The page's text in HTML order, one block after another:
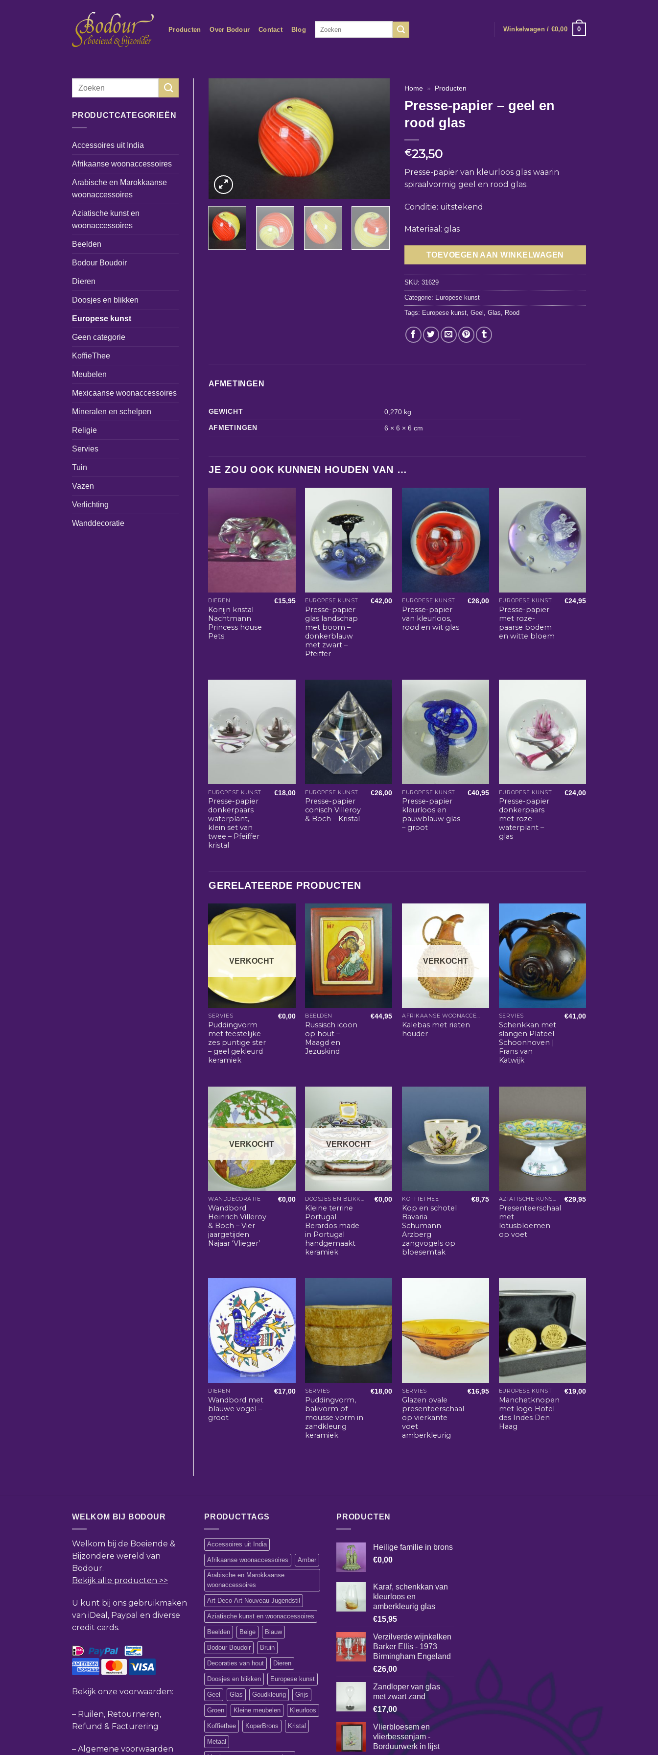
Producten Over Bodour Contact Blog Winkelwagen / €0,00 0
Zoeken
PRODUCTCATEGORIEËN
Accessoires uit India
Afrikaanse woonaccessoires
Arabische en Marokkaanse
woonaccessoires
Aziatische kunst en
woonaccessoires
Beelden
Bodour Boudoir
Dieren
Doosjes en blikken
Europese kunst
Geen categorie
KoffieThee
Meubelen
Mexicaanse woonaccessoires
Mineralen en schelpen
Religie
Servies
Tuin
Vazen
Verlichting
Wanddecoratie
Home » Producten
Presse-papier – geel en
rood glas
€23,50
Presse-papier van kleurloos glas waarin
spiraalvormig geel en rood glas.
Conditie: uitstekend
Materiaal: glas
TOEVOEGEN AAN WINKELWAGEN
SKU:31629
Categorie: Europese kunst
Tags: Europese kunst ,Geel ,Glas Rood
AFMETINGEN
GEWICHT
0,270 kg
AFMETINGEN
6 × 6 × 6 cm
JE ZOU OOK KUNNEN HOUDEN VAN …
DIEREN
Konijn kristal
Nachtmann
Princess house
Pets
€15,95 EUROPESE KUNST
Presse-papier
glas landschap
met boom –
donkerblauw
met zwart –
Pfeiffer
€42,00 EUROPESE KUNST
Presse-papier
van kleurloos,
rood en wit glas
€26,00 EUROPESE KUNST
Presse-papier
met roze-
paarse bodem
en witte bloem
€24,95
EUROPESE KUNST
Presse-papier
donkerpaars
waterplant,
klein set van
twee – Pfeiffer
kristal
€18,00 EUROPESE KUNST
Presse-papier
conisch Villeroy
& Boch – Kristal
€26,00 EUROPESE KUNST
Presse-papier
kleurloos en
pauwblauw glas
– groot
€40,95 EUROPESE KUNST
Presse-papier
donkerpaars
met roze
waterplant –
glas
€24,00
GERELATEERDE PRODUCTEN
VERKOCHT
SERVIES
Puddingvorm
met feestelijke
zes puntige ster
– geel gekleurd
keramiek
€0,00 BEELDEN
Russisch icoon
op hout –
Maagd en
Jezuskind
€44,95
VERKOCHT
AFRIKAANSE WOONACCESSOIRES
Kalebas met rieten
houder
SERVIES
Schenkkan met
slangen Plateel
Schoonhoven |
Frans van
Katwijk
€41,00
VERKOCHT
WANDDECORATIE
Wandbord
Heinrich Villeroy
& Boch – Vier
jaargetijden
Najaar ‘Vlieger’
€0,00
VERKOCHT
DOOSJES EN BLIKKEN
Kleine terrine
Portugal
Berardos made
in Portugal
handgemaakt
keramiek
€0,00 KOFFIETHEE
Kop en schotel
Bavaria
Schumann
Arzberg
zangvogels op
bloesemtak
€8,75 AZIATISCHE KUNST EN WOONACCESSOIRES
Presenteerschaal
met
lotusbloemen
op voet
€29,95
DIEREN
Wandbord met
blauwe vogel –
groot
€17,00 SERVIES
Puddingvorm,
bakvorm of
mousse vorm in
zandkleurig
keramiek
€18,00 SERVIES
Glazen ovale
presenteerschaal
op vierkante
voet
amberkleurig
€16,95 EUROPESE KUNST
Manchetknopen
met logo Hotel
des Indes Den
Haag
€19,00
WELKOM BIJ BODOUR
Welkom bij de Boeiende &
Bijzondere wereld van
Bodour.
Bekijk alle producten >>
U kunt bij ons gebruikmaken
van iDeal, Paypal en diverse
credit cards.
Bekijk onze voorwaarden:
– Ruilen, Retourneren,
Refund & Facturering
– Algemene voorwaarden
PRODUCTTAGS
Accessoires uit India
Afrikaanse woonaccessoires Amber
Arabische en Marokkaanse
woonaccessoires
Art Deco-Art Nouveau-Jugendstil
Aziatische kunst en woonaccessoires
Beelden Beige Blauw
Bodour Boudoir Bruin
Decoraties van hout Dieren
Doosjes en blikken Europese kunst
Geel Glas Goudkleurig Grijs
Groen Kleine meubelen Kleurloos
Koffiethee KoperBrons Kristal
Metaal
PRODUCTEN
Heilige familie in brons
€0,00
Karaf, schenkkan van
kleurloos en
amberkleurig glas
€15,95
Verzilverde wijnkelken
Barker Ellis - 1973
Birmingham Engeland
€26,00
Zandloper van glas
met zwart zand
€17,00
Vlierbloesem en
vlierbessenjam -
Borduurwerk in lijst